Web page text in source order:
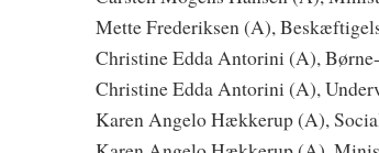
Mette Frederiksen (A),
Christine Edda Antorini (A),
Christine Edda Antorini (A),
Karen Angelo Hækkerup (A),